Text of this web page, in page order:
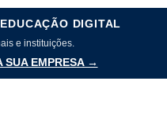
DIGITAL
e instituições.
SUA EMPRESA →